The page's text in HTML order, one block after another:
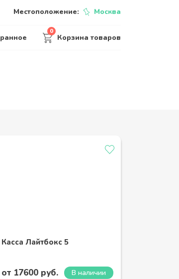
Местоположение: Москва
Корзина товаров
0
Касса Лайтбокс 5
от 17600 руб.
В наличии